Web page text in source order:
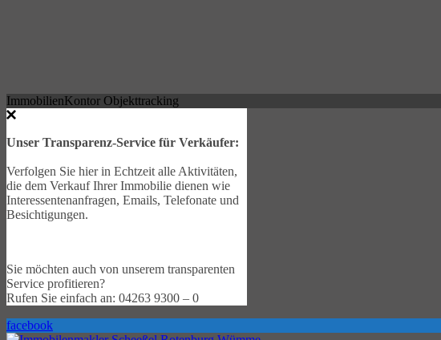
ImmobilienKontor Objekttracking
Unser Transparenz-Service für Verkäufer:
Verfolgen Sie hier in Echtzeit alle Aktivitäten,
die dem Verkauf Ihrer Immobilie dienen wie
Interessentenanfragen, Emails, Telefonate und
Besichtigungen.
Sie möchten auch von unserem transparenten
Service profitieren?
Rufen Sie einfach an: 04263 9300 – 0
facebook